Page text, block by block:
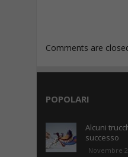
Comments are
POPOLARI
Alcuni
successo
Novembre